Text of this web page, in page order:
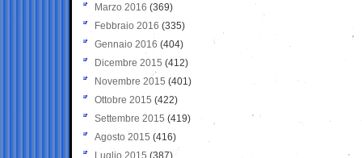
Marzo 2016 (369)
Febbraio 2016 (335)
Gennaio 2016 (404)
Dicembre 2015 (412)
Novembre 2015 (401)
Ottobre 2015 (422)
Settembre 2015 (419)
Agosto 2015 (416)
Luglio 2015 (387)